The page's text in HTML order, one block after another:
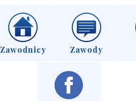
Zawodnicy Zawody